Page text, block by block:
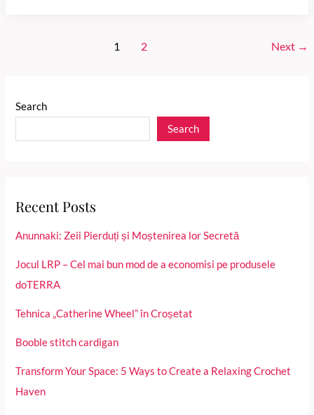
1 2 Next →
Search
Search
Recent Posts
Anunnaki: Zeii Pierduți și Moștenirea lor Secretă
Jocul LRP – Cel mai bun mod de a economisi pe produsele
doTERRA
Tehnica „Catherine Wheel” în Croșetat
Booble stitch cardigan
Transform Your Space: 5 Ways to Create a Relaxing Crochet
Haven